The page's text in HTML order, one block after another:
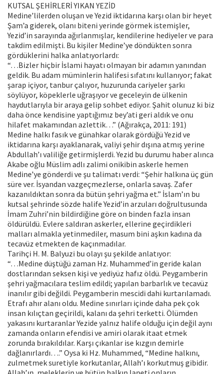
KUTSAL ŞEHİRLERİ YIKAN YEZİD
Medine’lilerden oluşan ve Yezid iktidarına karşı olan bir heyet
Şam’a giderek, olanı biteni yerinde görmek istemişler,
Yezid’in sarayında ağırlanmışlar, kendilerine hediyeler ve para
takdim edilmişti. Bu kişiler Medine’ye döndükten sonra
gördüklerini halka anlatıyorlardı:
“…Bizler hiçbir İslami hayatı olmayan bir adamın yanından
geldik. Bu adam müminlerin halifesi sıfatını kullanıyor; fakat
şarap içiyor, tanbur çalıyor, huzurunda cariyeler şarkı
söylüyor, köpeklerle uğraşıyor ve geceleyin de ülkenin
haydutlarıyla bir araya gelip sohbet ediyor. Şahit olunuz ki biz
daha önce kendisine yaptığımız bey’ati geri aldık ve onu
hilafet makamından azlettik…” (Ağırakça, 2011: 191)
Medine halkı fasık ve günahkar olarak gördüğü Yezid ve
iktidarına karşı ayaklanarak, valiyi şehir dışına atmış yerine
Abdullah’ı valiliğe getirmişlerdi. Yezid bu durumu haber alınca
Akabe oğlu Müslim adlı zalimi onikibin askerle hemen
Medine’ye gönderdi ve şu talimatı verdi: “Şehir halkına üç gün
süre ver. İsyandan vazgeçmezlerse, onlarla savaş. Zafer
kazanıldıktan sonra da bütün şehri yağma et.” İslam’ın bu
kutsal şehrinde sözde halife Yezid’in arzuları doğrultusunda
İmam Zuhri’nin bildirdiğine göre on binden fazla insan
öldürüldü. Evlere saldıran askerler, ellerine geçirdikleri
malları almakla yetinmediler, masum bini aşkın kadına da
tecavüz etmekten de kaçınmadılar.
Tarihçi H. M. Balyuzi bu olayı şu şekilde anlatıyor:
“…Medine düştüğü zaman Hz. Muhammed’in geride kalan
dostlarından seksen kişi ve yediyüz hafız öldü. Peygamberin
şehri yağmacılara teslim edildi; yapılan barbarlık ve tecavüz
inanılır gibi değildi. Peygamberin mescidi dahi kurtarılamadı.
Etrafı ahır alanı oldu. Medine sınırları içinde daha pek çok
insan kılıçtan geçirildi, kalanı da şehri terketti. Ölümden
yakasını kurtaranlar Yezide yalnız halife olduğu için değil aynı
zamanda onların efendisi ve amiri olarak itaat etmek
zorunda bırakıldılar. Karşı çıkanlar ise kızgın demirle
dağlanırlardı….” Oysa ki Hz. Muhammed, “Medine halkını,
zulmetmek suretiyle korkutanlar, Allah’ı korkutmuş gibidir.